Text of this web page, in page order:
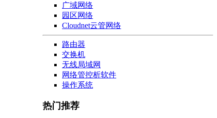
广域网络
园区网络
Cloudnet云管网络
路由器
交换机
无线局域网
网络管控析软件
操作系统
热门推荐